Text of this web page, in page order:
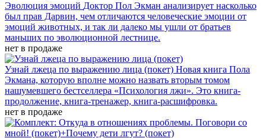
Эволюция эмоций Доктор Пол Экман анализирует насколько
был прав Дарвин, чем отличаются человеческие эмоции от
эмоций животных, и так ли далеко мы ушли от братьев
маньших по эволюционной лестнице.
нет в продаже
Узнай лжеца по выражению лица (покет) Новая книга Пола
Экмана, которую вполне можно назвать вторым томом
нашумевшего бестселлера «Психология лжи». Это книга-
продолжение, книга-тренажер, книга-расшифровка.
нет в продаже